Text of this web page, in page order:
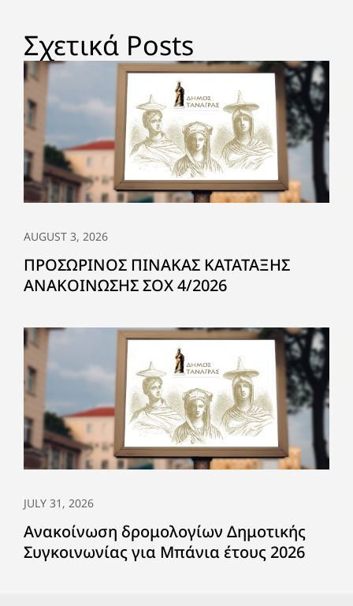
Σχετικά Posts
AUGUST 3, 2026
ΠΡΟΣΩΡΙΝΟΣ ΠΙΝΑΚΑΣ ΚΑΤΑΤΑΞΗΣ
ΑΝΑΚΟΙΝΩΣΗΣ ΣΟΧ 4/2026
JULY 31, 2026
Ανακοίνωση δρομολογίων Δημοτικής
Συγκοινωνίας για Μπάνια έτους 2026